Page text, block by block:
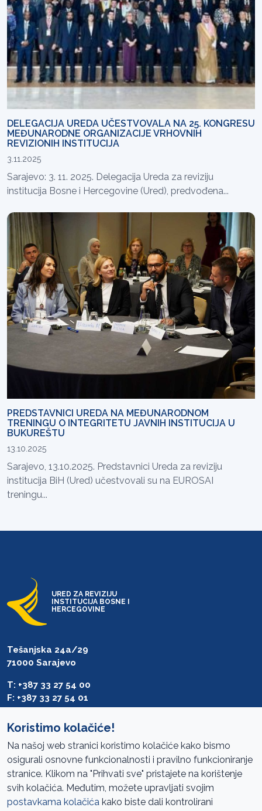
DELEGACIJA UREDA UČESTVOVALA NA 25. KONGRESU
MEĐUNARODNE ORGANIZACIJE VRHOVNIH
REVIZIONIH INSTITUCIJA
3.11.2025
Sarajevo: 3. 11. 2025. Delegacija Ureda za reviziju
institucija Bosne i Hercegovine (Ured), predvođena...
PREDSTAVNICI UREDA NA MEĐUNARODNOM
TRENINGU O INTEGRITETU JAVNIH INSTITUCIJA U
BUKUREŠTU
13.10.2025
Sarajevo, 13.10.2025. Predstavnici Ureda za reviziju
institucija BiH (Ured) učestvovali su na EUROSAI
treningu...
URED ZA REVIZIJU
INSTITUCIJA BOSNE I
HERCEGOVINE
Tešanjska 24a/29
71000 Sarajevo
T: +387 33 27 54 00
F: +387 33 27 54 01
Pristup informacijama
Mapa sajta
Koristimo kolačiće!
Na našoj web stranici koristimo kolačiće kako bismo
osigurali osnovne funkcionalnosti i pravilno funkcioniranje
stranice. Klikom na "Prihvati sve" pristajete na korištenje
svih kolačića. Međutim, možete upravljati svojim
postavkama kolačića kako biste dali kontrolirani